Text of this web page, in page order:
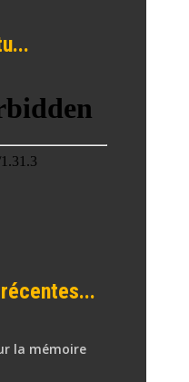
la mémoire